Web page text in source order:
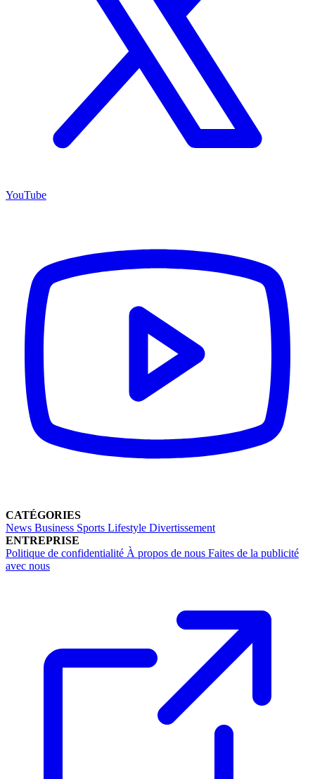
YouTube
CATÉGORIES
News Business Sports Lifestyle Divertissement
ENTREPRISE
Politique de confidentialité À propos de nous Faites de la publicité
avec nous